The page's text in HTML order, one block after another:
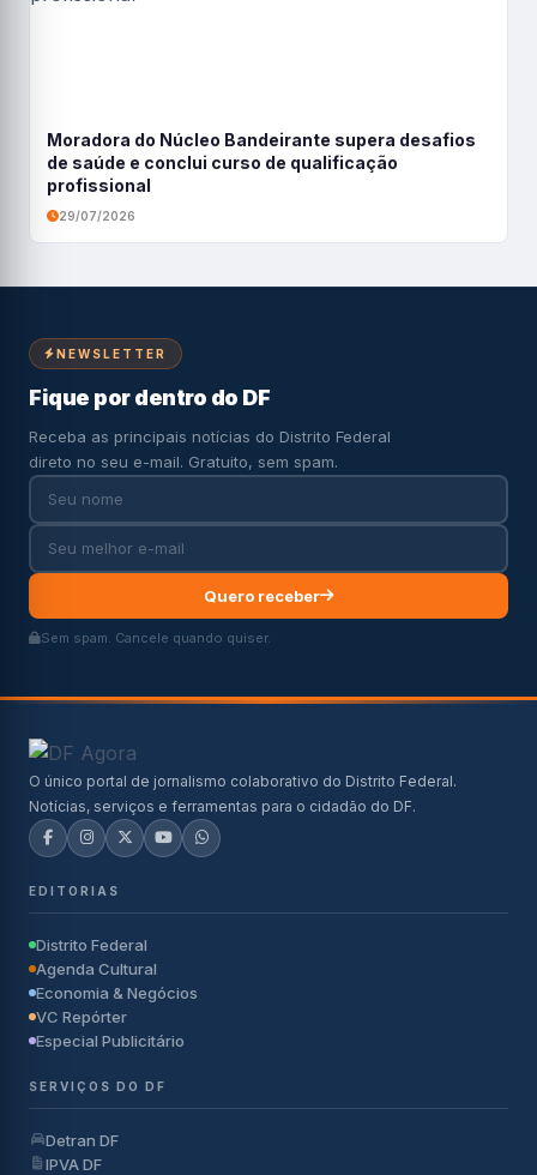
Moradora do Núcleo Bandeirante supera desafios
de saúde e conclui curso de qualificação
profissional
29/07/2026
NEWSLETTER
Fique por dentro do DF
Receba as principais notícias do Distrito Federal
direto no seu e-mail. Gratuito, sem spam.
Quero receber
Sem spam. Cancele quando quiser.
O único portal de jornalismo colaborativo do Distrito Federal.
Notícias, serviços e ferramentas para o cidadão do DF.
EDITORIAS
Distrito Federal
Agenda Cultural
Economia & Negócios
VC Repórter
Especial Publicitário
SERVIÇOS DO DF
Detran DF
IPVA DF